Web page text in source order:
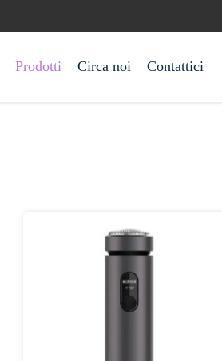
Prodotti Circa noi Contattici